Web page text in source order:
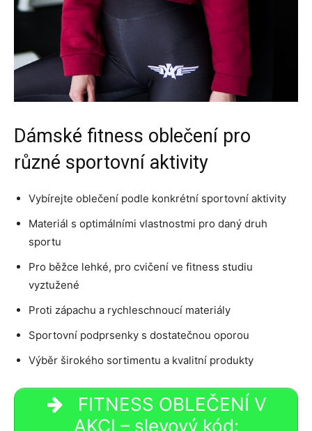
Dámské fitness oblečení pro
různé sportovní aktivity
Vybírejte oblečení podle konkrétní sportovní aktivity
Materiál s optimálními vlastnostmi pro daný druh
sportu
Pro běžce lehké, pro cvičení ve fitness studiu
vyztužené
Proti zápachu a rychleschnoucí materiály
Sportovní podprsenky s dostatečnou oporou
Výběr širokého sortimentu a kvalitní produkty
FITNESS OBLEČENÍ V
AKCI – slevový kód: